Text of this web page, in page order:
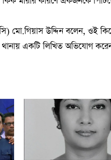
(ওসি) মো.গিয়াস উদ্দিন বলেন,
থানায় একটি লিখিত অভিযোগ